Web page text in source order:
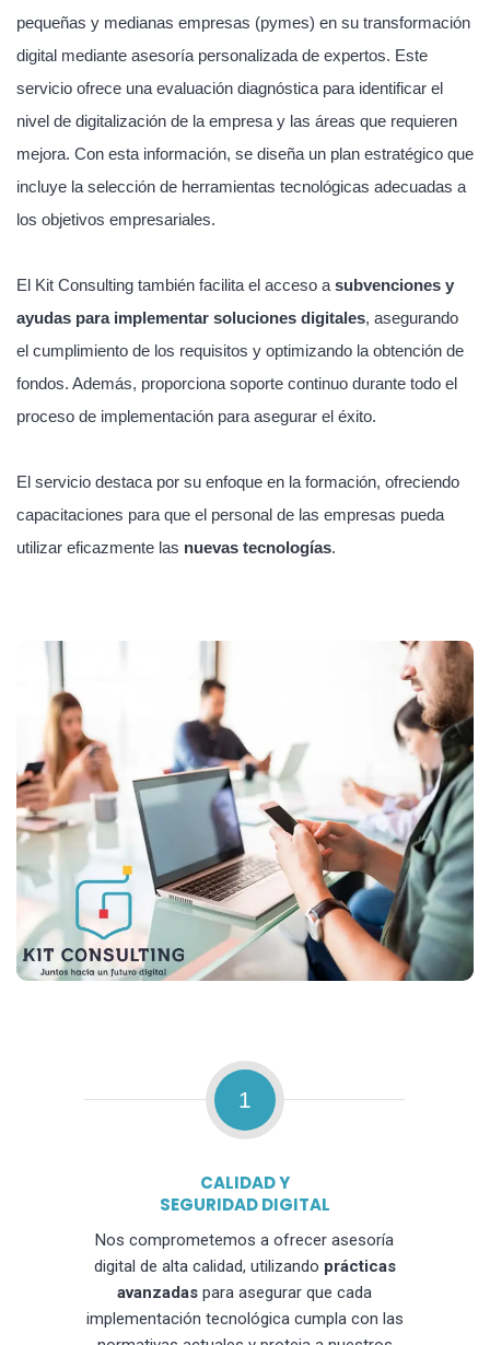
pequeñas y medianas empresas (pymes) en su transformación
digital mediante asesoría personalizada de expertos. Este
servicio ofrece una evaluación diagnóstica para identificar el
nivel de digitalización de la empresa y las áreas que requieren
mejora. Con esta información, se diseña un plan estratégico que
incluye la selección de herramientas tecnológicas adecuadas a
los objetivos empresariales.
El Kit Consulting también facilita el acceso a subvenciones y
ayudas para implementar soluciones digitales, asegurando
el cumplimiento de los requisitos y optimizando la obtención de
fondos. Además, proporciona soporte continuo durante todo el
proceso de implementación para asegurar el éxito.
El servicio destaca por su enfoque en la formación, ofreciendo
capacitaciones para que el personal de las empresas pueda
utilizar eficazmente las nuevas tecnologías.
1
CALIDAD Y
SEGURIDAD DIGITAL
Nos comprometemos a ofrecer asesoría
digital de alta calidad, utilizando prácticas
avanzadas para asegurar que cada
implementación tecnológica cumpla con las